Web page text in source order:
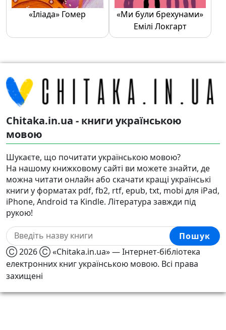
«Іліада» Гомер
«Ми були брехунами»
Емілі Локгарт
Chitaka.in.ua - книги українською
мовою
Шукаєте, що почитати українською мовою?
На нашому книжковому сайті ви можете знайти, де
можна читати онлайн або скачати кращі українські
книги у форматах pdf, fb2, rtf, epub, txt, mobi для iPad,
iPhone, Android та Kindle. Література завжди під
рукою!
Пошук
Ⓒ 2026 Ⓒ «Chitaka.in.ua» — Інтернет-бібліотека
електронних книг українською мовою. Всі права
захищені